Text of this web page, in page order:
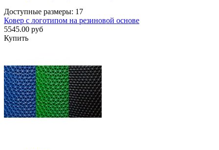
Доступные размеры: 17
Ковер с логотипом на резиновой основе
5545.00 руб
Купить